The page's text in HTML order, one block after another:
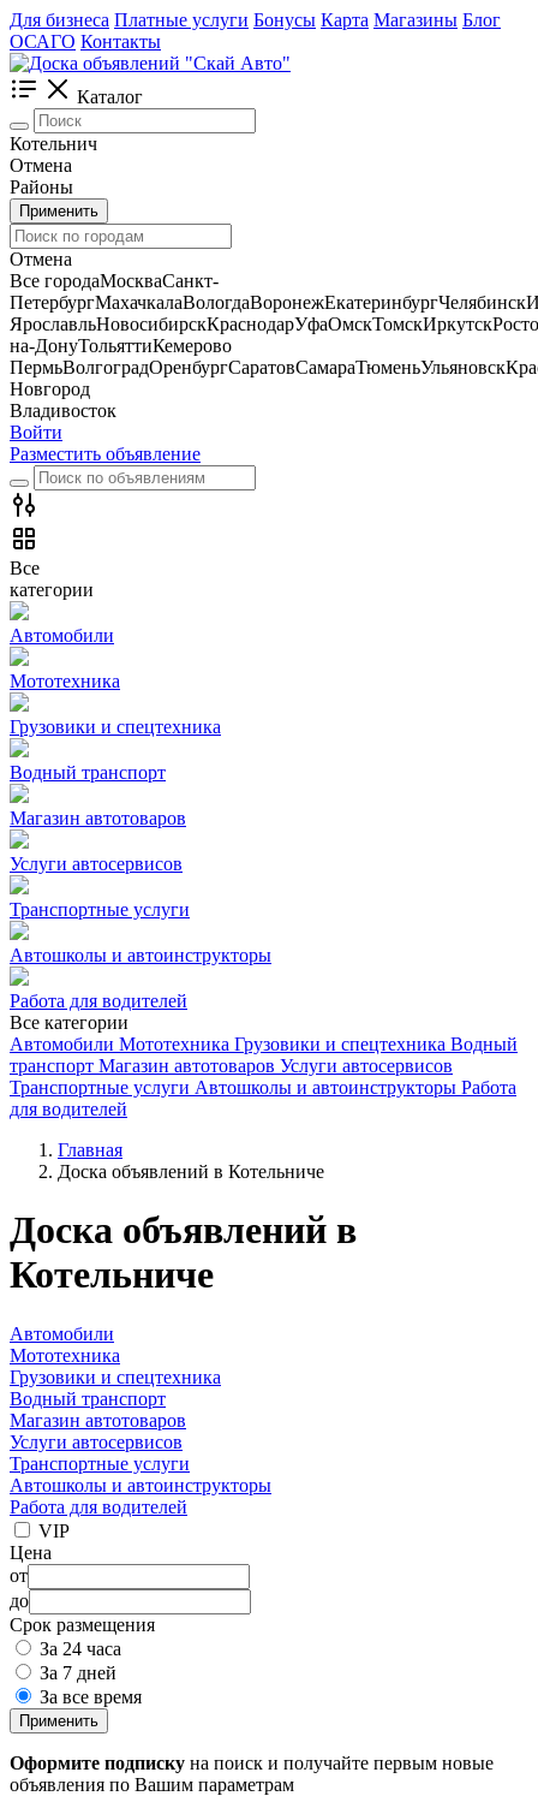
Для бизнеса Платные услуги Бонусы Карта Магазины Блог
ОСАГО Контакты
Каталог
Котельнич
Отмена
Районы
Применить
Отмена
Все городаМоскваСанкт-
ПетербургМахачкалаВологдаВоронежЕкатеринбургЧелябинск
ЯрославльНовосибирскКраснодарУфаОмскТомскИркутск
на-ДонуТольяттиКемерово
ПермьВолгоградОренбургСаратовСамараТюменьУльяновск
Новгород
Владивосток
Войти
Разместить объявление
Все
категории
Автомобили
Мототехника
Грузовики и спецтехника
Водный транспорт
Магазин автотоваров
Услуги автосервисов
Транспортные услуги
Автошколы и автоинструкторы
Работа для водителей
Все категории
Автомобили Мототехника Грузовики и спецтехника Водный
транспорт Магазин автотоваров Услуги автосервисов
Транспортные услуги Автошколы и автоинструкторы Работа
для водителей
Главная
Доска объявлений в Котельниче
Доска объявлений в
Котельниче
Автомобили
Мототехника
Грузовики и спецтехника
Водный транспорт
Магазин автотоваров
Услуги автосервисов
Транспортные услуги
Автошколы и автоинструкторы
Работа для водителей
VIP
Цена
от
до
Срок размещения
За 24 часа
За 7 дней
За все время
Применить
Оформите подписку на поиск и получайте первым новые
объявления по Вашим параметрам